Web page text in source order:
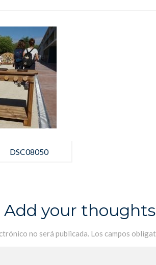
DSC08050
Add your thoughts
no será publicada. Los campos